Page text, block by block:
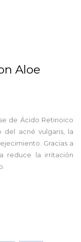
Aloe
de Ácido Retinoico
del acné vulgaris, la
Gracias a
reduce la irritación